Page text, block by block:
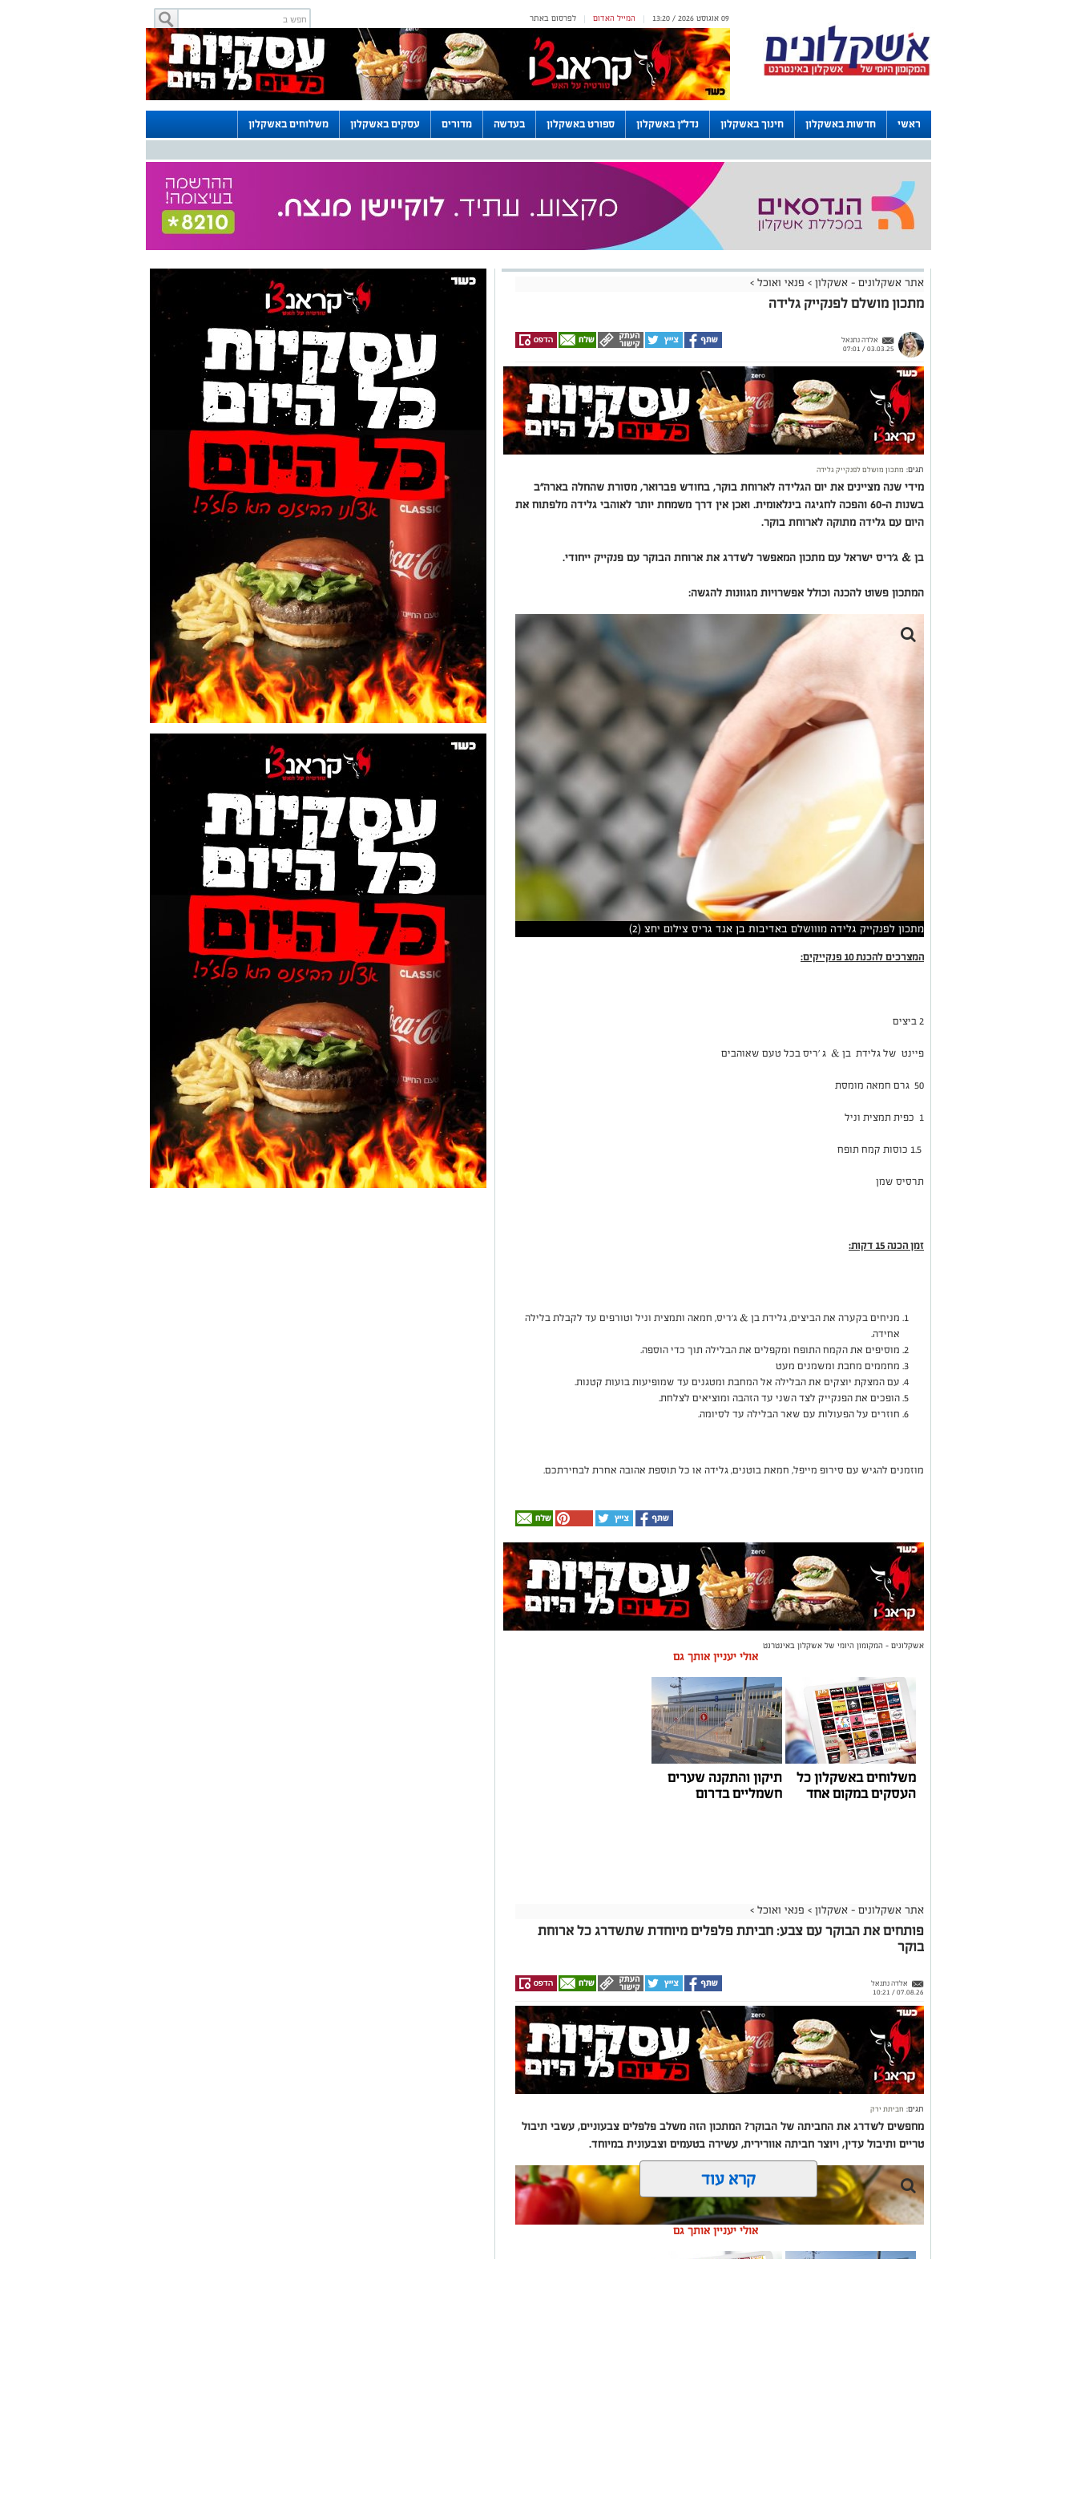
לפרסום באתר | המייל האדום | 09 אוגוסט 2026 / 13:20
ראשי חדשות באשקלון חינוך באשקלון נדל"ן באשקלון ספורט באשקלון בעדשה מדורים עסקים באשקלון משלוחים באשקלון
אתר אשקלונים - אשקלון > פנאי ואוכל >
מתכון מושלם לפנקייק גלידה
אלדה נתנאל
03.03.25 / 07:01
תגים: מתכון מושלם לפנקייק גלידה
מידי שנה מציינים את יום הגלידה לארוחת בוקר, בחודש פברואר, מסורת שהחלה בארה"ב
בשנות ה-60 והפכה לחגיגה בינלאומית. ואכן אין דרך משמחת יותר לאוהבי גלידה מלפתוח את
היום עם גלידה מתוקה לארוחת בוקר.
בן & ג'ריס ישראל עם מתכון המאפשר לשדרג את ארוחת הבוקר עם פנקייק ייחודי.
המתכון פשוט להכנה וכולל אפשרויות מגוונות להגשה:
מתכון לפנקייק גלידה מווושלם באדיבות בן אנד גריס צילום יחצ (2)
המצרכים להכנת 10 פנקייקים:
2ביצים
פיינט של גלידת בן & ג ’ריס בכל טעם שאוהבים
50 גרם חמאה מומסת
1 כפית תמצית וניל
תרסיס שמן
זמן הכנה 15 דקות:
מניחים בקערה את הביצים, גלידת בן & ג'ריס, חמאה ותמצית וניל וטורפים עד לקבלת בלילה
אחידה.
מוסיפים את הקמח התופח ומקפלים את הבלילה תוך כדי הוספה.
מחממים מחבת ומשמנים מעט
עם המצקת יוצקים את הבלילה אל המחבת ומטגנים עד שמופיעות בועות קטנות.
הופכים את הפנקייק לצד השני עד הזהבה ומוציאים לצלחת.
חוזרים על הפעולות עם שאר הבלילה עד לסיומה.
מוזמנים להגיש עם סירופ מייפל, חמאת בוטנים, גלידה או כל תוספת אהובה אחרת לבחירתכם.
אשקלונים - המקומון היומי של אשקלון באינטרנט
אולי יעניין אותך גם
משלוחים באשקלון כל
העסקים במקום אחד
תיקון והתקנה שערים
חשמליים בדרום
אתר אשקלונים - אשקלון > פנאי ואוכל >
פותחים את הבוקר עם צבע: חביתת פלפלים מיוחדת שתשדרג כל ארוחת
בוקר
אלדה נתנאל
07.08.26 / 10:21
תגים: חביתת ירק
מחפשים לשדרג את החביתה של הבוקר? המתכון הזה משלב פלפלים צבעוניים, עשבי תיבול
טריים ותיבול עדין, ויוצר חביתה אוורירית, עשירה בטעמים וצבעונית במיוחד.
קרא עוד
אולי יעניין אותך גם